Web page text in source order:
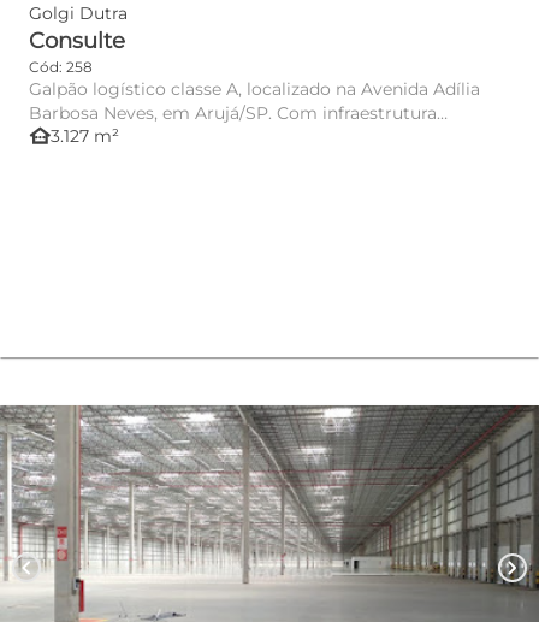
Golgi Dutra
Consulte
Cód: 258
Galpão logístico classe A, localizado na Avenida Adília
Barbosa Neves, em Arujá/SP. Com infraestrutura
moderna e módul...
other_houses3.127 m²
chevron_left chevron_right